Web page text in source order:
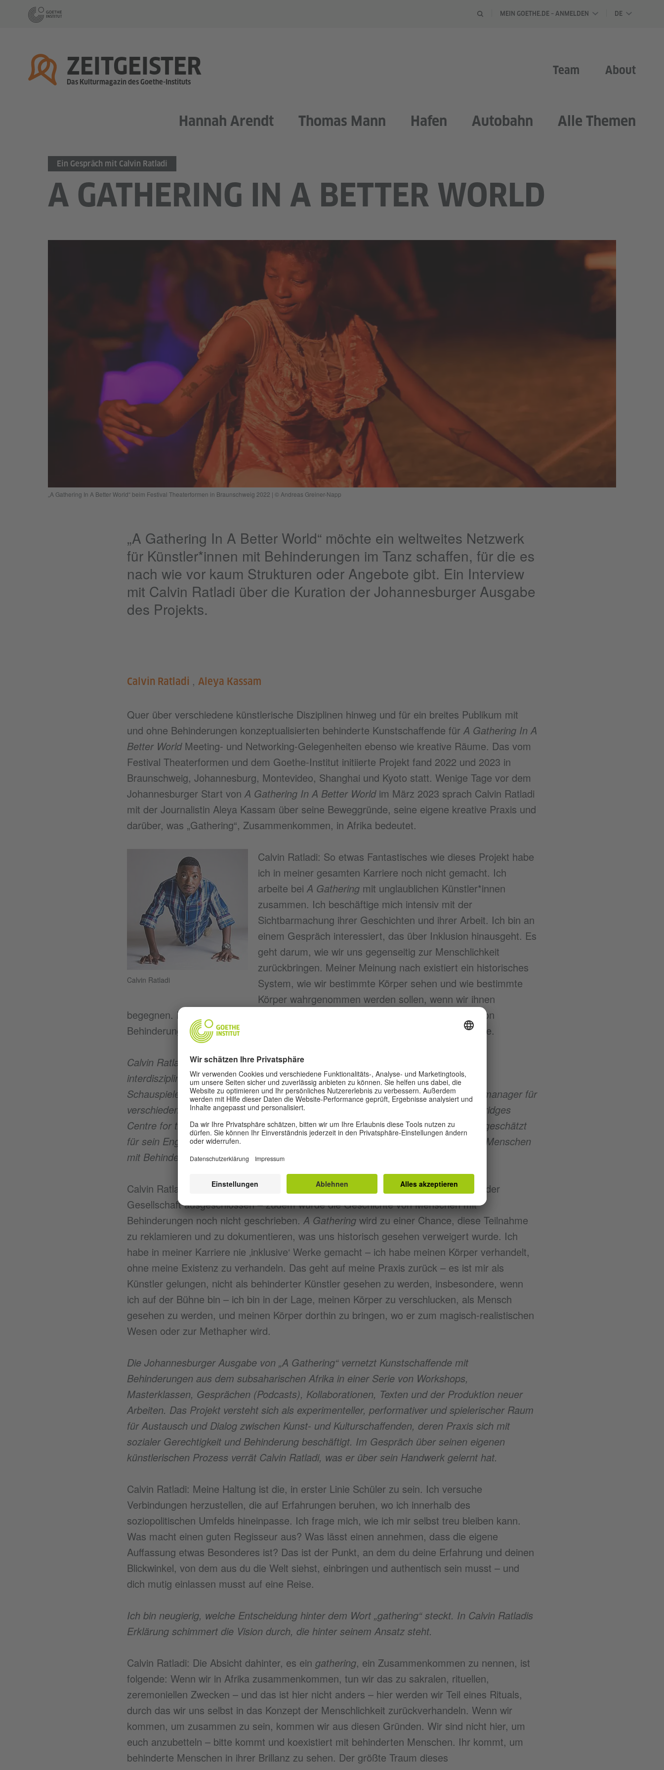
MEIN GOETHE.DE – ANMELDEN DE
Startseite
ZEITGEISTER
Das Kulturmagazin des Goethe-Instituts
Team About
Hannah Arendt Thomas Mann Hafen Autobahn Alle Themen
Ein Gespräch mit Calvin Ratladi
A GATHERING IN A BETTER WORLD
„A Gathering In A Better World“ beim Festival Theaterformen in Braunschweig 2022 | © Andreas Greiner-Napp
„A Gathering In A Better World“ möchte ein weltweites Netzwerk
für Künstler*innen mit Behinderungen im Tanz schaffen, für die es
nach wie vor kaum Strukturen oder Angebote gibt. Ein Interview
mit Calvin Ratladi über die Kuration der Johannesburger Ausgabe
des Projekts.
Calvin Ratladi , Aleya Kassam
Quer über verschiedene künstlerische Disziplinen hinweg und für ein breites Publikum mit
und ohne Behinderungen konzeptualisierten behinderte Kunstschaffende für A Gathering In A
Better WorldMeeting- und Networking-Gelegenheiten ebenso wie kreative Räume. Das vom
Festival Theaterformen und dem Goethe-Institut initiierte Projekt fand 2022 und 2023 in
Braunschweig, Johannesburg, Montevideo, Shanghai und Kyoto statt. Wenige Tage vor dem
Johannesburger Start von A Gathering In A Better Worldim März 2023 sprach Calvin Ratladi
mit der Journalistin Aleya Kassam über seine Beweggründe, seine eigene kreative Praxis und
darüber, was „Gathering“, Zusammenkommen, in Afrika bedeutet.
Calvin Ratladi
Calvin Ratladi: So etwas Fantastisches wie dieses Projekt habe
ich in meiner gesamten Karriere noch nicht gemacht. Ich
arbeite bei A Gathering mit unglaublichen Künstler*innen
zusammen. Ich beschäftige mich intensiv mit der
Sichtbarmachung ihrer Geschichten und ihrer Arbeit. Ich bin an
einem Gespräch interessiert, das über Inklusion hinausgeht. Es
geht darum, wie wir uns gegenseitig zur Menschlichkeit
zurückbringen. Meiner Meinung nach existiert ein historisches
System, wie wir bestimmte Körper sehen und wie bestimmte
Körper wahrgenommen werden sollen, wenn wir ihnen
begegnen. Ich weigere mich, die Darstellung zu glauben, dass unsere Definition von
Behinderung in Afrika gewalttätig ist. Das ist eine Darstellung, die konstruiert wurde.
Calvin Ratladis Arbeit erstreckt sich über eine ganze Reihe von Bereichen. Der
interdisziplinäre Künstler arbeitet als freischaffender Produzent, Regisseur, Autor,
Schauspieler/Performer, Choreograf, Feldforscher, Dramaturg, Kurator und Kulturmanager für
verschiedene Ensembles, Organisationen und Institutionen, darunter William Kentridges
Centre for the Less Good Idea. Neben seiner Vielseitigkeit wird Ratladi auch hochgeschätzt
für sein Engagement für Identität, Körperpolitik in der Postkolonialität sowie dafür, Menschen
mit Behinderungen eine Stimme zu geben.
Calvin Ratladi: Menschen mit Behinderungen wurden lange von der Teilnahme an der
Gesellschaft ausgeschlossen – zudem wurde die Geschichte von Menschen mit
Behinderungen noch nicht geschrieben. A Gathering wird zu einer Chance, diese Teilnahme
zu reklamieren und zu dokumentieren, was uns historisch gesehen verweigert wurde. Ich
habe in meiner Karriere nie ‚inklusive‘ Werke gemacht – ich habe meinen Körper verhandelt,
ohne meine Existenz zu verhandeln. Das geht auf meine Praxis zurück – es ist mir als
Künstler gelungen, nicht als behinderter Künstler gesehen zu werden, insbesondere, wenn
ich auf der Bühne bin – ich bin in der Lage, meinen Körper zu verschlucken, als Mensch
gesehen zu werden, und meinen Körper dorthin zu bringen, wo er zum magisch-realistischen
Wesen oder zur Methapher wird.
Die Johannesburger Ausgabe von „A Gathering“ vernetzt Kunstschaffende mit
Behinderungen aus dem subsaharischen Afrika in einer Serie von Workshops,
Masterklassen, Gesprächen (Podcasts), Kollaborationen, Texten und der Produktion neuer
Arbeiten. Das Projekt versteht sich als experimenteller, performativer und spielerischer Raum
für Austausch und Dialog zwischen Kunst- und Kulturschaffenden, deren Praxis sich mit
sozialer Gerechtigkeit und Behinderung beschäftigt. Im Gespräch über seinen eigenen
künstlerischen Prozess verrät Calvin Ratladi, was er über sein Handwerk gelernt hat.
Calvin Ratladi: Meine Haltung ist die, in erster Linie Schüler zu sein. Ich versuche
Verbindungen herzustellen, die auf Erfahrungen beruhen, wo ich innerhalb des
soziopolitischen Umfelds hineinpasse. Ich frage mich, wie ich mir selbst treu bleiben kann.
Was macht einen guten Regisseur aus? Was lässt einen annehmen, dass die eigene
Auffassung etwas Besonderes ist? Das ist der Punkt, an dem du deine Erfahrung und deinen
Blickwinkel, von dem aus du die Welt siehst, einbringen und authentisch sein musst – und
dich mutig einlassen musst auf eine Reise.
Ich bin neugierig, welche Entscheidung hinter dem Wort „gathering“ steckt. In Calvin Ratladis
Erklärung schimmert die Vision durch, die hinter seinem Ansatz steht.
Calvin Ratladi: Die Absicht dahinter, es ein gathering, ein Zusammenkommen zu nennen, ist
folgende: Wenn wir in Afrika zusammenkommen, tun wir das zu sakralen, rituellen,
zeremoniellen Zwecken – und das ist hier nicht anders – hier werden wir Teil eines Rituals,
durch das wir uns selbst in das Konzept der Menschlichkeit zurückverhandeln. Wenn wir
kommen, um zusammen zu sein, kommen wir aus diesen Gründen. Wir sind nicht hier, um
euch anzubetteln – bitte kommt und koexistiert mit behinderten Menschen. Ihr kommt, um
behinderte Menschen in ihrer Brillanz zu sehen. Der größte Traum dieses